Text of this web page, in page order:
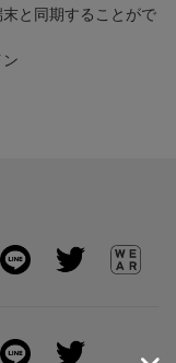
と同期することがで
ン